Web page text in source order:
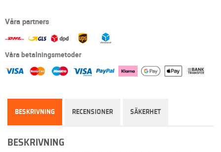
Våra partners
Våra betalningsmetoder
BESKRIVNING RECENSIONER SÄKERHET
BESKRIVNING